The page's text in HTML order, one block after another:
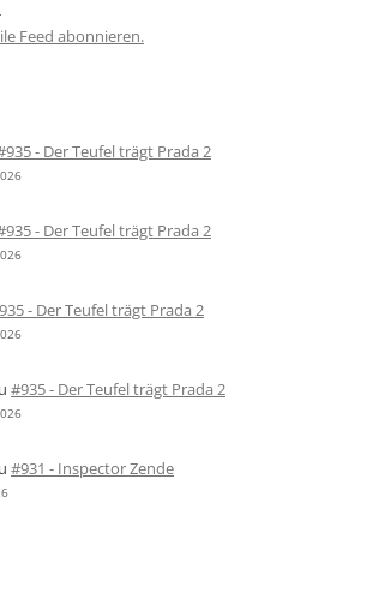
Feed abonnieren.
- Der Teufel trägt Prada 2
- Der Teufel trägt Prada 2
- Der Teufel trägt Prada 2
#935 - Der Teufel trägt Prada 2
#931 - Inspector Zende